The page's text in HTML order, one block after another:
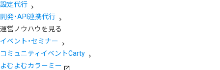
設定代行
開発・API連携代行
運営ノウハウを見る
イベント・セミナー
コミュニティイベントCarty
よむよむカラーミー